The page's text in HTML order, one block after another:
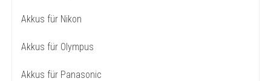
Akkus für Nikon
Akkus für Olympus
Akkus für Panasonic